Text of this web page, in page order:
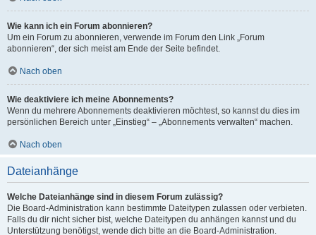
Wie kann ich ein Forum abonnieren?
Um ein Forum zu abonnieren, verwende im Forum den Link „Forum
abonnieren“, der sich meist am Ende der Seite befindet.
Nach oben
Wie deaktiviere ich meine Abonnements?
Wenn du mehrere Abonnements deaktivieren möchtest, so kannst du dies im
persönlichen Bereich unter „Einstieg“ – „Abonnements verwalten“ machen.
Nach oben
Dateianhänge
Welche Dateianhänge sind in diesem Forum zulässig?
Die Board-Administration kann bestimmte Dateitypen zulassen oder verbieten.
Falls du dir nicht sicher bist, welche Dateitypen du anhängen kannst und du
Unterstützung benötigst, wende dich bitte an die Board-Administration.